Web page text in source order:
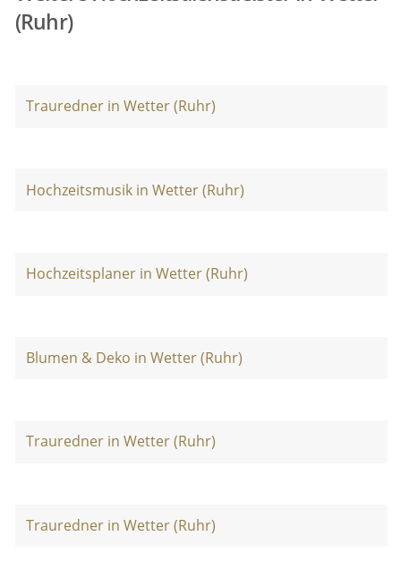
(Ruhr)
Trauredner in Wetter (Ruhr)
Hochzeitsmusik in Wetter (Ruhr)
Hochzeitsplaner in Wetter (Ruhr)
Blumen & Deko in Wetter (Ruhr)
Trauredner in Wetter (Ruhr)
Trauredner in Wetter (Ruhr)